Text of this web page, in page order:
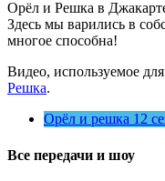
Орёл и Решка в
Здесь мы варились в
многое способна!
Видео, используемое
Решка.
Орёл и решка 12
Все передачи и шоу